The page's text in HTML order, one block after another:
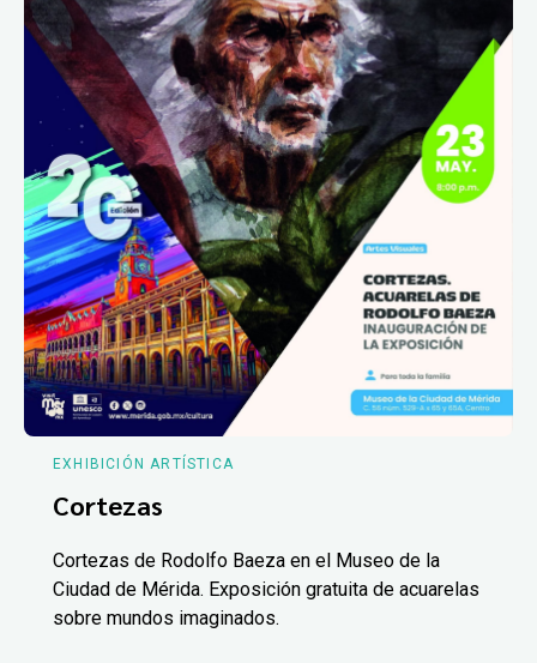
EXHIBICIÓN ARTÍSTICA
Cortezas
Cortezas de Rodolfo Baeza en el Museo de la
Ciudad de Mérida. Exposición gratuita de acuarelas
sobre mundos imaginados.